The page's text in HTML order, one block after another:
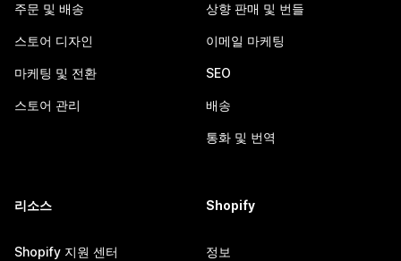
주문 및 배송
스토어 디자인
마케팅 및 전환
스토어 관리
상향 판매 및 번들
이메일 마케팅
SEO
배송
통화 및 번역
리소스
Shopify 지원 센터
Shopify
정보